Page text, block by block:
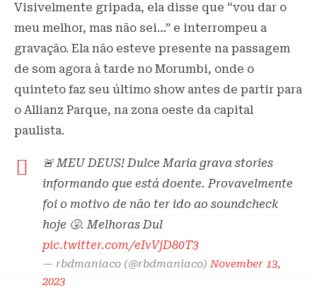
Visivelmente gripada, ela disse que “vou dar o
meu melhor, mas não sei…” e interrompeu a
gravação. Ela não esteve presente na passagem
de som agora à tarde no Morumbi, onde o
quinteto faz seu último show antes de partir para
o Allianz Parque, na zona oeste da capital
paulista.
🚨 MEU DEUS! Dulce Maria grava stories
informando que está doente. Provavelmente
foi o motivo de não ter ido ao soundcheck
hoje 🤧. Melhoras Dul
pic.twitter.com/eIvVjD80T3
— rbdmaniaco (@rbdmaniaco)November 13,
2023